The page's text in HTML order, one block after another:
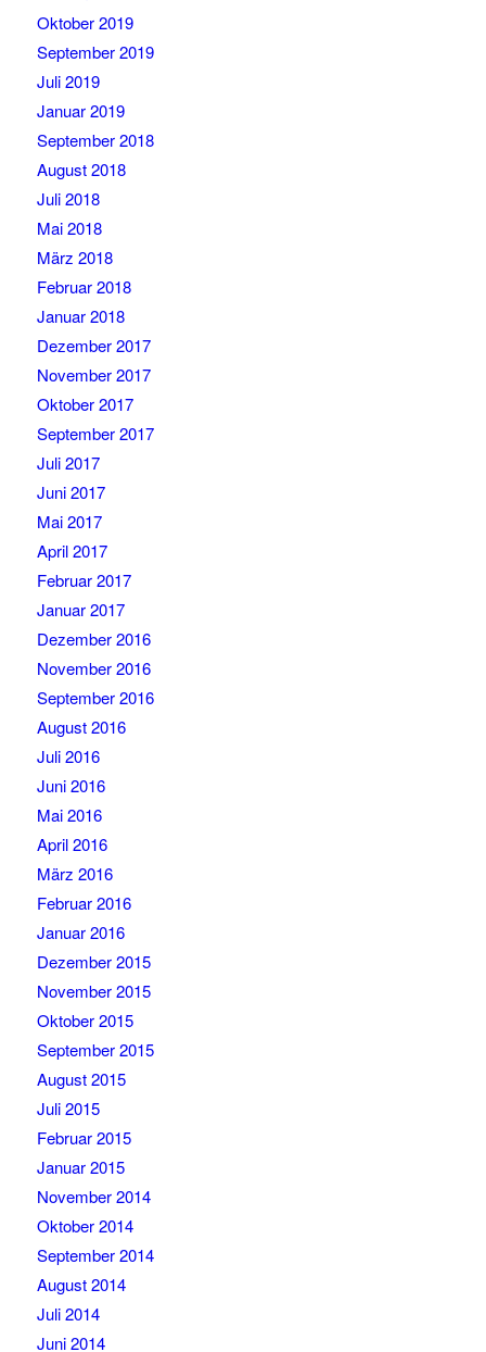
Oktober 2019
September 2019
Juli 2019
Januar 2019
September 2018
August 2018
Juli 2018
Mai 2018
März 2018
Februar 2018
Januar 2018
Dezember 2017
November 2017
Oktober 2017
September 2017
Juli 2017
Juni 2017
Mai 2017
April 2017
Februar 2017
Januar 2017
Dezember 2016
November 2016
September 2016
August 2016
Juli 2016
Juni 2016
Mai 2016
April 2016
März 2016
Februar 2016
Januar 2016
Dezember 2015
November 2015
Oktober 2015
September 2015
August 2015
Juli 2015
Februar 2015
Januar 2015
November 2014
Oktober 2014
September 2014
August 2014
Juli 2014
Juni 2014